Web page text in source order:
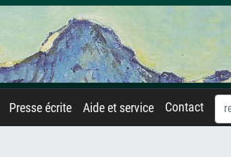
Presse écrite Aide et service Contact